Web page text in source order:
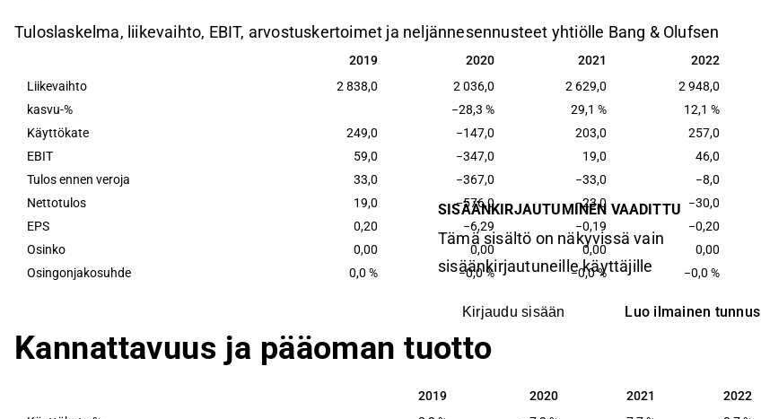
Tuloslaskelma, liikevaihto, EBIT, arvostuskertoimet ja neljännesennusteet yhtiölle Bang & Olufsen
2019 2020 2021 2022
2019 2020 2021 2022
Liikevaihto
2 838,0 2 036,0 2 629,0 2 948,0
kasvu-%
−28,3 % 29,1 % 12,1 %
Käyttökate
249,0 −147,0 203,0 257,0
EBIT
59,0 −347,0 19,0 46,0
Tulos ennen veroja
33,0 −367,0 −33,0 −8,0
Nettotulos
19,0 −576,0 −23,0 −30,0
EPS
0,20 −6,29 −0,19 −0,20
Osinko
0,00 0,00 0,00 0,00
Osingonjakosuhde
0,0 % −0,0 % −0,0 % −0,0 %
SISÄÄNKIRJAUTUMINEN VAADITTU
Tämä sisältö on näkyvissä vain
sisäänkirjautuneille käyttäjille
Kirjaudu sisään Luo ilmainen tunnus
Kannattavuus ja pääoman tuotto
2019 2020 2021 2022
2019 2020 2021 2022